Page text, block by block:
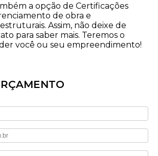
a opção de Certificações
de obra e
Assim, não deixe de
para saber mais. Teremos o
você ou seu empreendimento!